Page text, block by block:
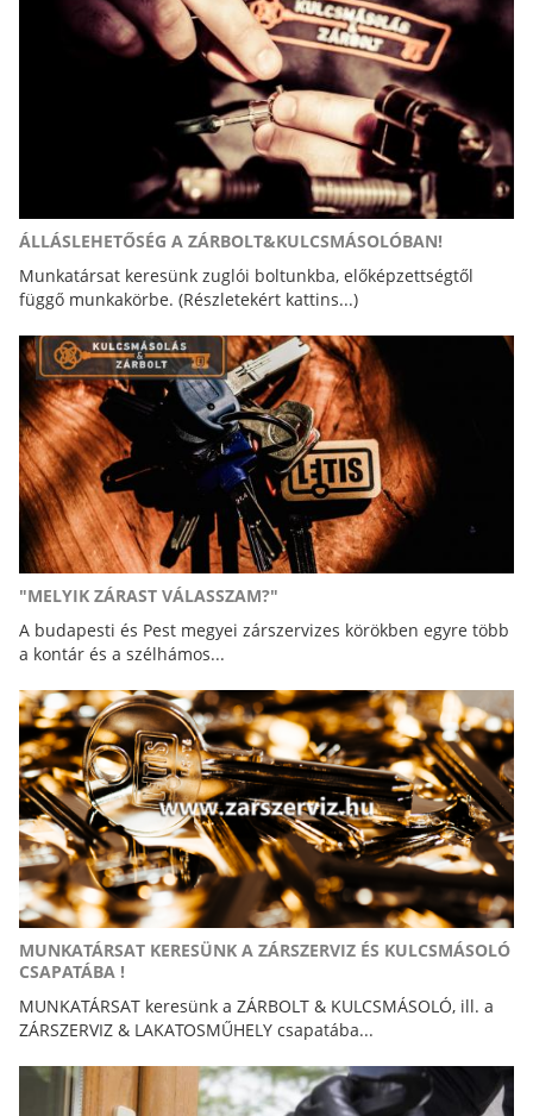
ÁLLÁSLEHETŐSÉG A ZÁRBOLT&KULCSMÁSOLÓBAN!
Munkatársat keresünk zuglói boltunkba, előképzettségtől
függő munkakörbe. (Részletekért kattins...)
"MELYIK ZÁRAST VÁLASSZAM?"
A budapesti és Pest megyei zárszervizes körökben egyre több
a kontár és a szélhámos...
MUNKATÁRSAT KERESÜNK A ZÁRSZERVIZ ÉS KULCSMÁSOLÓ
CSAPATÁBA !
MUNKATÁRSAT keresünk a ZÁRBOLT & KULCSMÁSOLÓ, ill. a
ZÁRSZERVIZ & LAKATOSMŰHELY csapatába...